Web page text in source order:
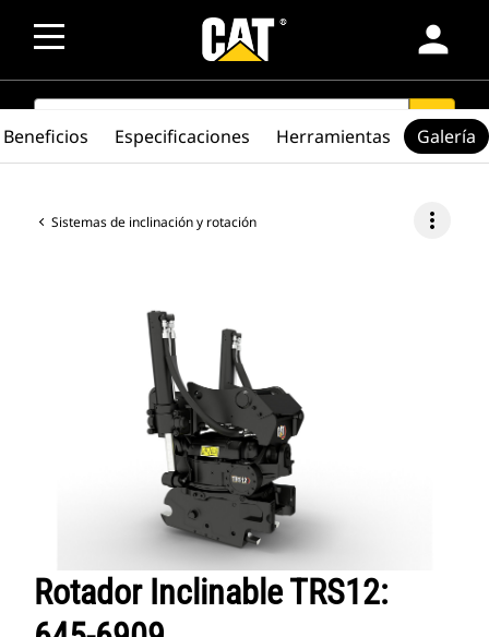
person
SEARCH search
Sistemas de inclinación y rotación more_vert
Rotador Inclinable TRS12:
Beneficios Especificaciones Herramientas Galería